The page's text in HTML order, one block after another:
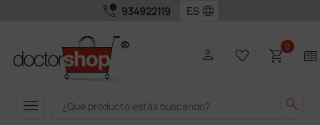
call_quality 934922119 language
menu search
person favorite_border shopping_cart0 two_pager